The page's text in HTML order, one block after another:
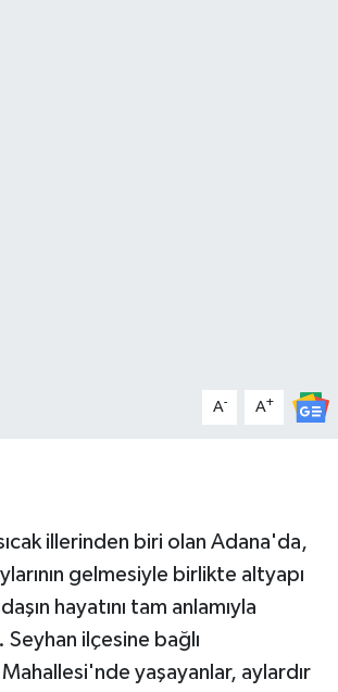
A- A+
illerinden biri olan Adana'da,
gelmesiyle birlikte altyapı
hayatını tam anlamıyla
ilçesine bağlı
yaşayanlar, aylardır